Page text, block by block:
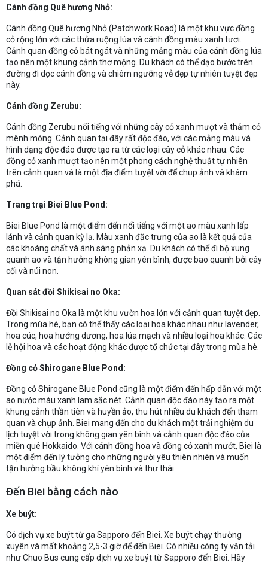
Cánh đồng Quê hương Nhỏ:
Cánh đồng Quê hương Nhỏ (Patchwork Road) là một khu vực đồng
cỏ rộng lớn với các thửa ruộng lúa và cánh đồng màu xanh tươi.
Cảnh quan đồng cỏ bát ngát và những mảng màu của cánh đồng lúa
tạo nên một khung cảnh thơ mộng. Du khách có thể dạo bước trên
đường đi dọc cánh đồng và chiêm ngưỡng vẻ đẹp tự nhiên tuyệt đẹp
này.
Cánh đồng Zerubu:
Cánh đồng Zerubu nổi tiếng với những cây cỏ xanh mượt và thảm cỏ
mênh mông. Cảnh quan tại đây rất độc đáo, với các mảng màu và
hình dạng độc đáo được tạo ra từ các loại cây cỏ khác nhau. Các
đồng cỏ xanh mượt tạo nên một phong cách nghệ thuật tự nhiên
trên cảnh quan và là một địa điểm tuyệt vời để chụp ảnh và khám
phá.
Trang trại Biei Blue Pond:
Biei Blue Pond là một điểm đến nổi tiếng với một ao màu xanh lấp
lánh và cảnh quan kỳ lạ. Màu xanh đặc trưng của ao là kết quả của
các khoáng chất và ánh sáng phản xạ. Du khách có thể đi bộ xung
quanh ao và tận hưởng không gian yên bình, được bao quanh bởi cây
cối và núi non.
Quan sát đồi Shikisai no Oka:
Đồi Shikisai no Oka là một khu vườn hoa lớn với cảnh quan tuyệt đẹp.
Trong mùa hè, bạn có thể thấy các loại hoa khác nhau như lavender,
hoa cúc, hoa hướng dương, hoa lúa mạch và nhiều loại hoa khác. Các
lễ hội hoa và các hoạt động khác được tổ chức tại đây trong mùa hè.
Đồng cỏ Shirogane Blue Pond:
Đồng cỏ Shirogane Blue Pond cũng là một điểm đến hấp dẫn với một
ao nước màu xanh lam sắc nét. Cảnh quan độc đáo này tạo ra một
khung cảnh thần tiên và huyền ảo, thu hút nhiều du khách đến tham
quan và chụp ảnh. Biei mang đến cho du khách một trải nghiệm du
lịch tuyệt vời trong không gian yên bình và cảnh quan độc đáo của
miền quê Hokkaido. Với cánh đồng hoa và đồng cỏ xanh mướt, Biei là
một điểm đến lý tưởng cho những người yêu thiên nhiên và muốn
tận hưởng bầu không khí yên bình và thư thái.
Đến Biei bằng cách nào
Xe buýt:
Có dịch vụ xe buýt từ ga Sapporo đến Biei. Xe buýt chạy thường
xuyên và mất khoảng 2,5-3 giờ để đến Biei. Có nhiều công ty vận tải
như Chuo Bus cung cấp dịch vụ xe buýt từ Sapporo đến Biei. Hãy